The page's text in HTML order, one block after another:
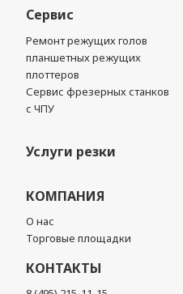
Сервис
Ремонт режущих голов
планшетных режущих
плоттеров
Сервис фрезерных станков
с ЧПУ
Услуги резки
КОМПАНИЯ
О нас
Торговые площадки
КОНТАКТЫ